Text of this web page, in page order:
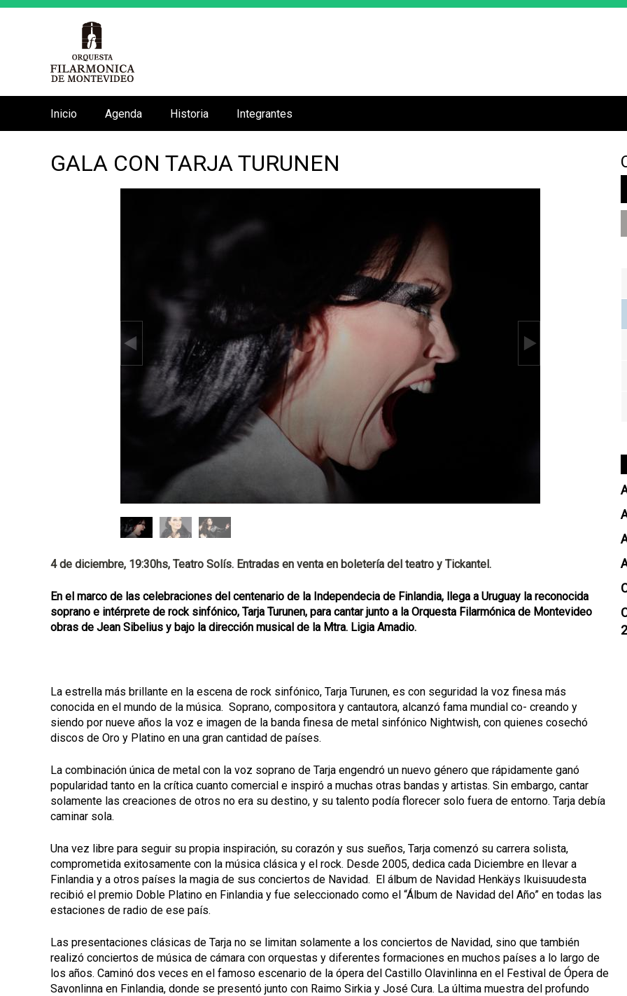
GALA CON TARJA TURUNEN
4 de diciembre, 19:30hs, Teatro Solís. Entradas en venta en boletería del teatro y Tickantel.
En el marco de las celebraciones del centenario de la Independecia de Finlandia, llega a Uruguay la reconocida
soprano e intérprete de rock sinfónico, Tarja Turunen, para cantar junto a la Orquesta Filarmónica de Montevideo
obras de Jean Sibelius y bajo la dirección musical de la Mtra. Ligia Amadio.
La estrella más brillante en la escena de rock sinfónico, Tarja Turunen, es con seguridad la voz finesa más
conocida en el mundo de la música. Soprano, compositora y cantautora, alcanzó fama mundial co- creando y
siendo por nueve años la voz e imagen de la banda finesa de metal sinfónico Nightwish, con quienes cosechó
discos de Oro y Platino en una gran cantidad de países.
La combinación única de metal con la voz soprano de Tarja engendró un nuevo género que rápidamente ganó
popularidad tanto en la crítica cuanto comercial e inspiró a muchas otras bandas y artistas. Sin embargo, cantar
solamente las creaciones de otros no era su destino, y su talento podía florecer solo fuera de entorno. Tarja debía
caminar sola.
Una vez libre para seguir su propia inspiración, su corazón y sus sueños, Tarja comenzó su carrera solista,
comprometida exitosamente con la música clásica y el rock. Desde 2005, dedica cada Diciembre en llevar a
Finlandia y a otros países la magia de sus conciertos de Navidad. El álbum de Navidad Henkäys Ikuisuudesta
recibió el premio Doble Platino en Finlandia y fue seleccionado como el “Álbum de Navidad del Año” en todas las
estaciones de radio de ese país.
Las presentaciones clásicas de Tarja no se limitan solamente a los conciertos de Navidad, sino que también
realizó conciertos de música de cámara con orquestas y diferentes formaciones en muchos países a lo largo de
los años. Caminó dos veces en el famoso escenario de la ópera del Castillo Olavinlinna en el Festival de Ópera de
Savonlinna en Finlandia, donde se presentó junto con Raimo Sirkia y José Cura. La última muestra del profundo
n
Inicio Agenda Historia Integrantes